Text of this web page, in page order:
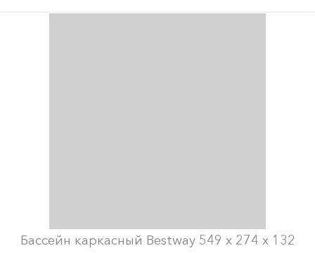
Бассейн каркасный Bestway 549 х 274 х 132